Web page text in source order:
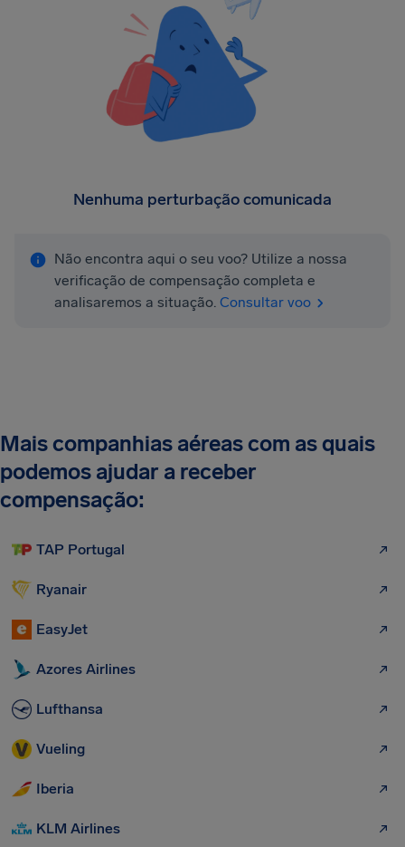
Nenhuma perturbação comunicada
Não encontra aqui o seu voo? Utilize a nossa
verificação de compensação completa e
analisaremos a situação. Consultar voo
Mais companhias aéreas com as quais
podemos ajudar a receber
compensação:
TAP Portugal
Ryanair
EasyJet
Azores Airlines
Lufthansa
Vueling
Iberia
KLM Airlines